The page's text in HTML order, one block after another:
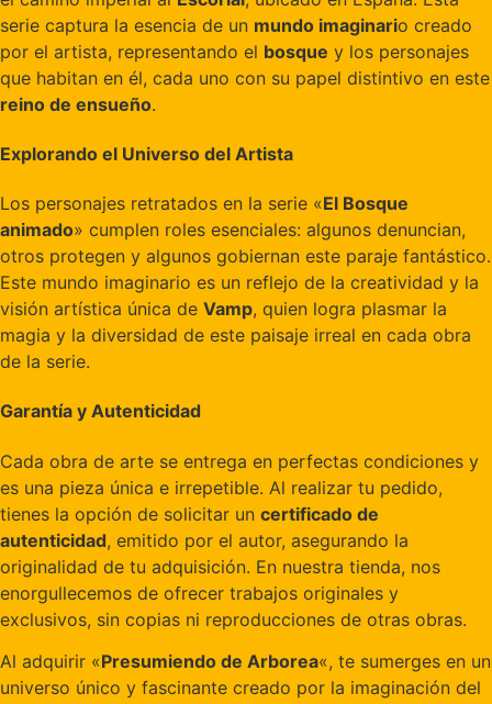
serie captura la esencia de un mundo imaginario creado
por el artista, representando el bosque y los personajes
que habitan en él, cada uno con su papel distintivo en este
reino de ensueño.
Explorando el Universo del Artista
Los personajes retratados en la serie «El Bosque
animado» cumplen roles esenciales: algunos denuncian,
otros protegen y algunos gobiernan este paraje fantástico.
Este mundo imaginario es un reflejo de la creatividad y la
visión artística única de Vamp, quien logra plasmar la
magia y la diversidad de este paisaje irreal en cada obra
de la serie.
Garantía y Autenticidad
Cada obra de arte se entrega en perfectas condiciones y
es una pieza única e irrepetible. Al realizar tu pedido,
tienes la opción de solicitar un certificado de
autenticidad, emitido por el autor, asegurando la
originalidad de tu adquisición. En nuestra tienda, nos
enorgullecemos de ofrecer trabajos originales y
exclusivos, sin copias ni reproducciones de otras obras.
Al adquirir «Presumiendo de Arborea«, te sumerges en un
universo único y fascinante creado por la imaginación del